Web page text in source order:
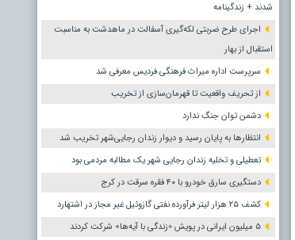
شدند + زندگینامه
اجرای طرح ضربتی لکه‌گیری آسفالت در ماهدشت به مناسبت
استقبال از بهار
سرپرست اداره میراث فرهنگی فردیس معرفی شد
از تحریف واقعیت تا قهرمان‌سازی از تخریب
دشمن توان جنگ ندارد
انتظارها به پایان رسید و دیوار زندان رجایی‌شهر تخریب شد
تعطیلی و تخلیه زندان رجایی شهر یک مطالبه مردمی بود
دستگیری سارق خودرو با ۴۰ فقره سرقت در کرج
کشف ۲۵ هزار لیتر فرآورده نفتی گازوئیل غیر مجاز در اشتهارد
۵ میلیون ایرانی در پویش «زندگی با آیه‌ها» شرکت کردند